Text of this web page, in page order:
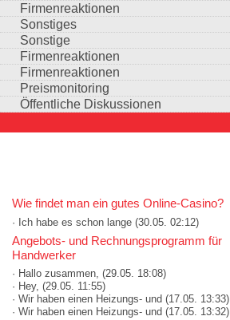
Firmenreaktionen
Sonstiges
Sonstige
Firmenreaktionen
Firmenreaktionen
Preismonitoring
Öffentliche Diskussionen
Wie findet man ein gutes Online-Casino?
· Ich habe es schon lange (30.05. 02:12)
Angebots- und Rechnungsprogramm für
Handwerker
· Hallo zusammen, (29.05. 18:08)
· Hey, (29.05. 11:55)
· Wir haben einen Heizungs- und (17.05. 13:33)
· Wir haben einen Heizungs- und (17.05. 13:32)
Auswahlmöglichkeiten